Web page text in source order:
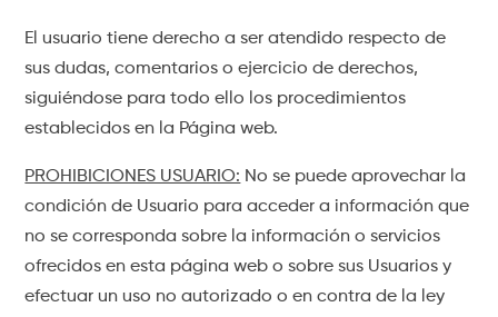
El usuario tiene derecho a ser atendido respecto de
sus dudas, comentarios o ejercicio de derechos,
siguiéndose para todo ello los procedimientos
establecidos en la Página web.
PROHIBICIONES USUARIO: No se puede aprovechar la
condición de Usuario para acceder a información que
no se corresponda sobre la información o servicios
ofrecidos en esta página web o sobre sus Usuarios y
efectuar un uso no autorizado o en contra de la ley